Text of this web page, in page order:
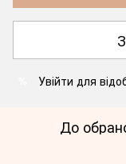
Увійти для
До